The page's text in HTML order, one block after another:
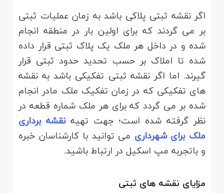
اگر نقشه ثبتی پلاکی باشد به زمان عملیات ثبتی
بر می گردند که برای اولین بار در منطقه انجام
شده و در داخل هر ملک یک پلاک ثبتی قرار داده
شده تا املاک بر حسب تحدید حدود ثبتی قرار
گیرند. اما اگر نقشه ثبتی تفکیکی باشد به نقشه
های تفکیکی که در زمان تفکیک ملک مادر انجام
شده بر می گردد که برای هر ملک شماره قطعه در
نظر گرفته شده است؛ جهت تهیهنقشه برداری
ملک برای شهرداری می توانید با کارشناسان خبره
و باتجربه مپ اسکیل در ارتباط باشید.
مزایای نقشه های ثبتی